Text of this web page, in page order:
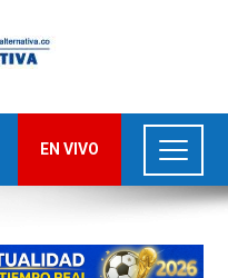
EN VIVO